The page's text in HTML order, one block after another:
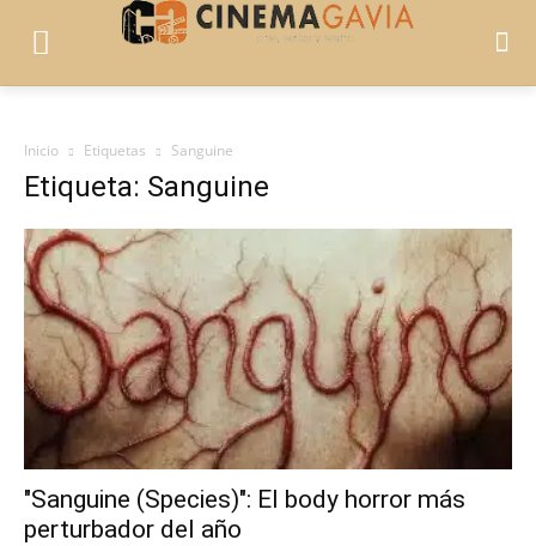
Inicio Etiquetas Sanguine
Etiqueta: Sanguine
"Sanguine (Species)": El body horror más
perturbador del año